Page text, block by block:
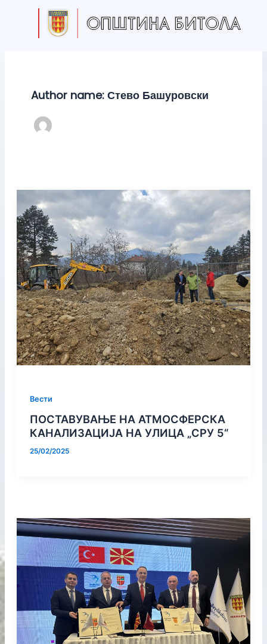
Author name: Стево Башуровски
Вести
ПОСТАВУВАЊЕ НА АТМОСФЕРСКА
КАНАЛИЗАЦИЈА НА УЛИЦА „СРУ 5“
25/02/2025